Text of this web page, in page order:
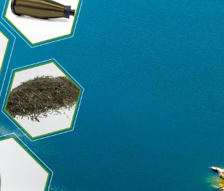
Tapis En Fibre De Basalte
Mèches De Fibres De Basalte
Brins Coupés En Fibres De Basalte
Produits En Fibre De Basalte